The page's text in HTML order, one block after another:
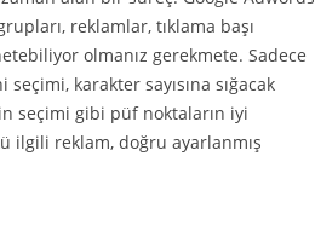
reklamlar, tıklama başı
olmanız gerekmete. Sadece
karakter sayısına sığacak
seçimi gibi püf noktaların iyi
ilgili reklam, doğru ayarlanmış